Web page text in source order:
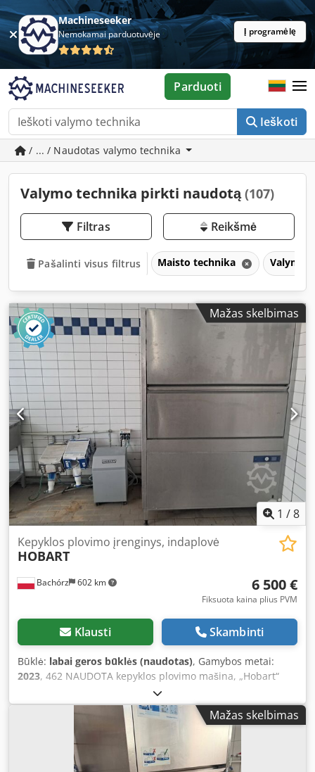
Machineseeker
Nemokamai parduotuvėje Į programėlę
Ieškoti
Parduoti
/ ... / Naudotas valymo technika
Valymo technika pirkti naudotą(107)
Filtras Reikšmė
Pašalinti visus filtrus Maisto technika Valymo
Mažas skelbimas
1 /8
Bachórz 602 km
Kepyklos plovimo įrenginys, indaplovė
HOBART
6 500 €
Fiksuota kaina plius PVM
Klausti Skambinti
Būklė: labai geros būklės (naudotas), Gamybos metai:
2023, 462 NAUDOTA kepyklos plovimo mašina, „Hobart“
krepšelių plovimo mašina su vandens minkštinimo
įrenginiu. Dkedpfoznxdujx Aclor TECHNINIAI DUOMENYS: –
pagaminimo metai: 2023 – įrengta vandens minkštinimo
sistema IŠMATAVIMAI (cm): – plotis 138 – ilgis 95 (atidarius
duris – 135) – aukštis 202 (atidarius duris – 244) VIDINIAI
IŠMATAVIMAI (cm): – plotis 122 – ilgis 68 – aukštis 84 (iki
Mažas skelbimas